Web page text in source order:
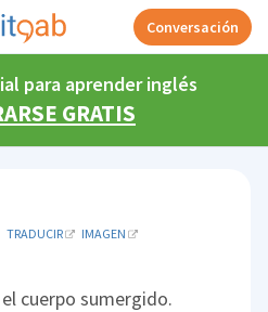
Conversación
para aprender inglés
GRATIS
TRADUCIR IMAGEN
cuerpo sumergido.